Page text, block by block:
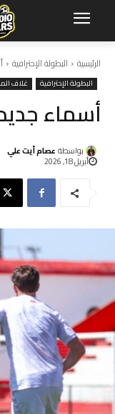
الرئيسية البطولة الإحترافية
البطولة الإحترافية غلاف
أسماء
بواسطة عصام أيت علي
أبريل 18, 2026